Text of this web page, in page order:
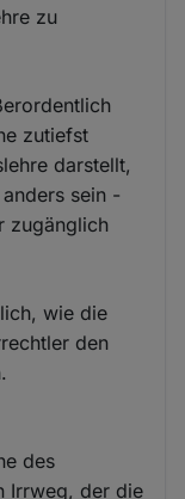
zu
zutiefst
darstellt,
sein -
zugänglich
wie die
den
des
Irrweg, der die